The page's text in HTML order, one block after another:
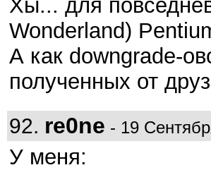
Хы... для
Wonderland)
А как downgrade-
полученных от
92. re0ne - 19
У меня: